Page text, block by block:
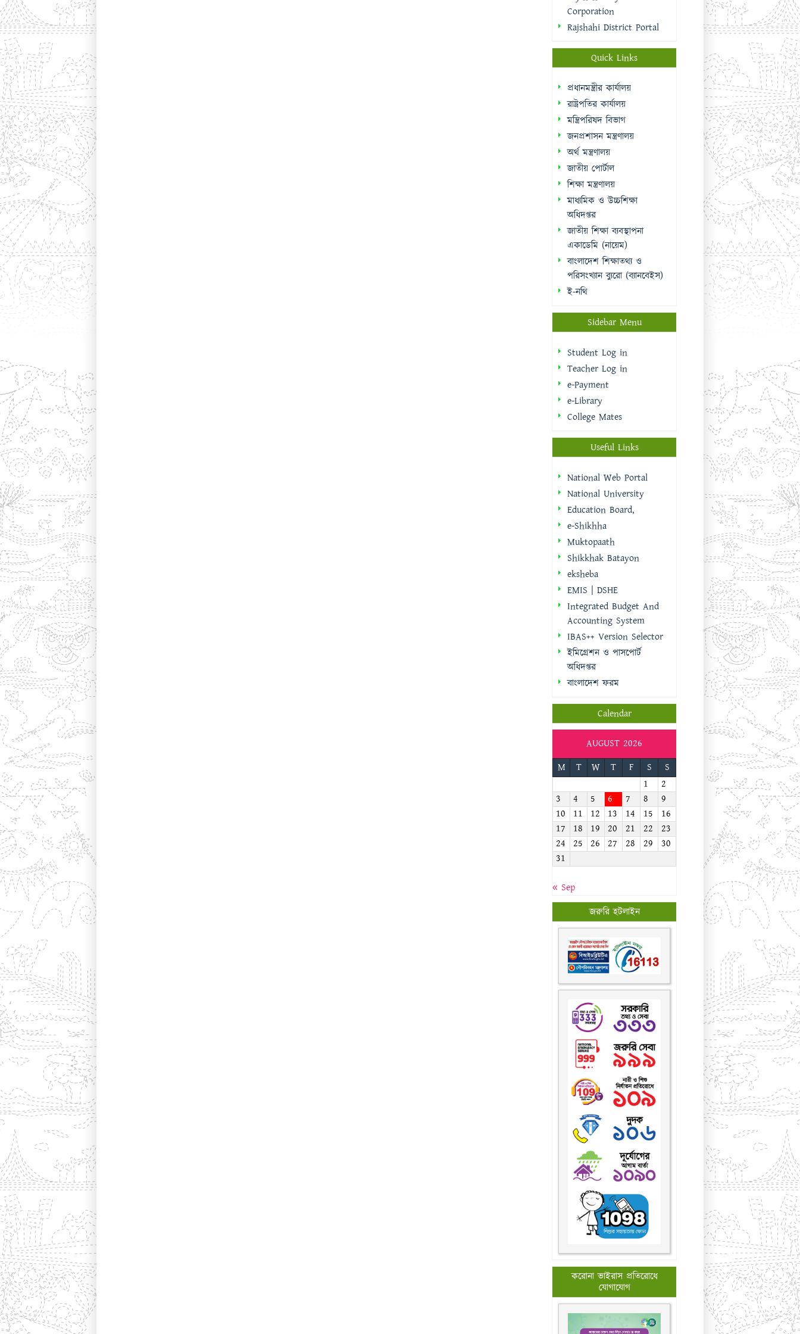
রাষ্ট্রপতির কার্যালয়
মন্ত্রিপরিষদ বিভাগ
অর্থ মন্ত্রণালয়
শিক্ষা মন্ত্রণালয়
মাধ্যমিক ও উচ্চশিক্ষা
অধিদপ্তর
জাতীয় শিক্ষা ব্যবস্থাপনা
একাডেমি (নায়েম)
বাংলাদেশ শিক্ষাতথ্য ও
পরিসংখ্যান ব্যুরো (ব্যানবেইস)
ই-নথি
Sidebar Menu
Student Log in
Teacher Log in
e-Payment
College Mates
Useful Links
National Web Portal
National University
Education Board,
Muktopaath
eksheba
EMIS | DSHE
Integrated Budget And
Accounting System
IBAS++ Version Selector
ইমিগ্রেশন ও পাসপোর্ট
অধিদপ্তর
বাংলাদেশ ফরম
Calendar
AUGUST 2026
T W
3
4 5 6 7 8
9
12 13 14
17 18 19 20 21 22
23
26 27 28
31
« Sep
জরুরি হটলাইন
করোনা ভাইরাস প্রতিরোধে
যোগাযোগ